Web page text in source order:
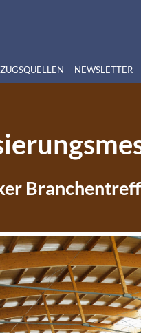
NEWSLETTER